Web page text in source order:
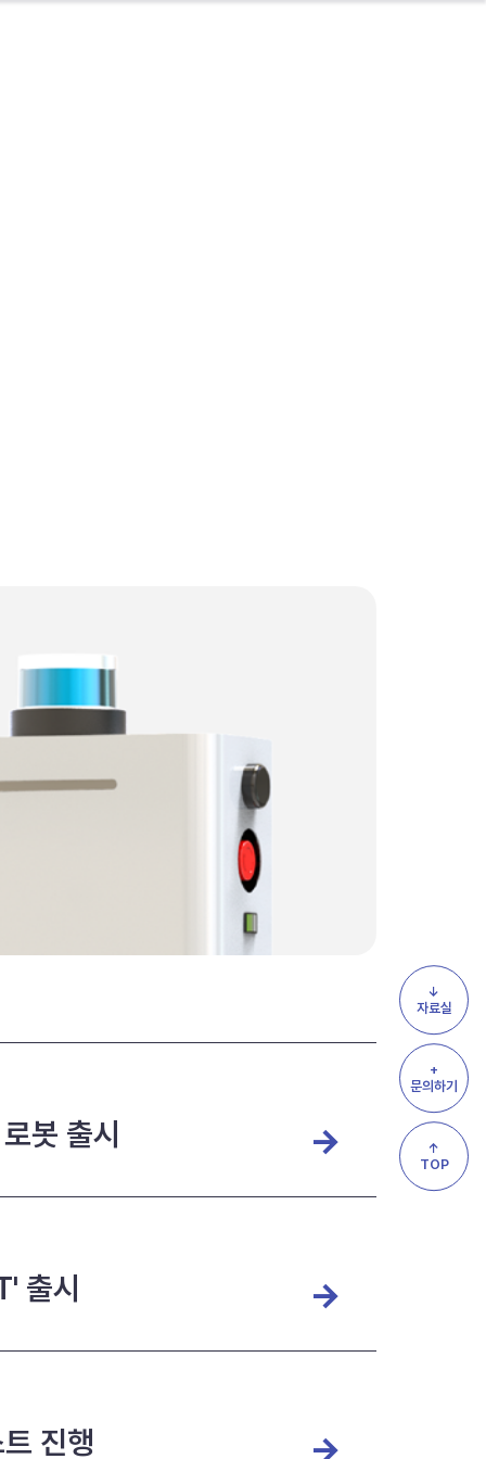
↓
자료실
+
문의하기
↑
TOP
봇 출시
출시
진행